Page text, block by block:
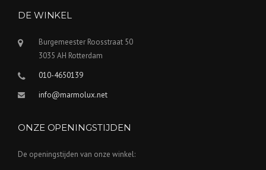
DE WINKEL
Burgemeester Roosstraat 50
3035 AH Rotterdam
010-4650139
info@marmolux.net
ONZE OPENINGSTIJDEN
De openingstijden van onze winkel: